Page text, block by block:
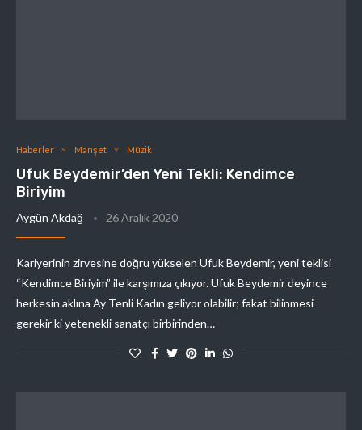
Haberler Manşet Müzik
Ufuk Beydemir’den Yeni Tekli: Kendimce
Biriyim
Aygün Akdağ 26 Aralık 2020
Kariyerinin zirvesine doğru yükselen Ufuk Beydemir, yeni teklisi
“Kendimce Biriyim” ile karşımıza çıkıyor. Ufuk Beydemir deyince
herkesin aklına Ay Tenli Kadın geliyor olabilir; fakat bilinmesi
gerekir ki yetenekli sanatçı birbirinden…